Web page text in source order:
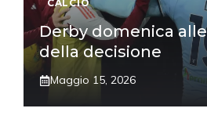
CALCIO
Derby domenica alle
della decisione
Maggio 15, 2026